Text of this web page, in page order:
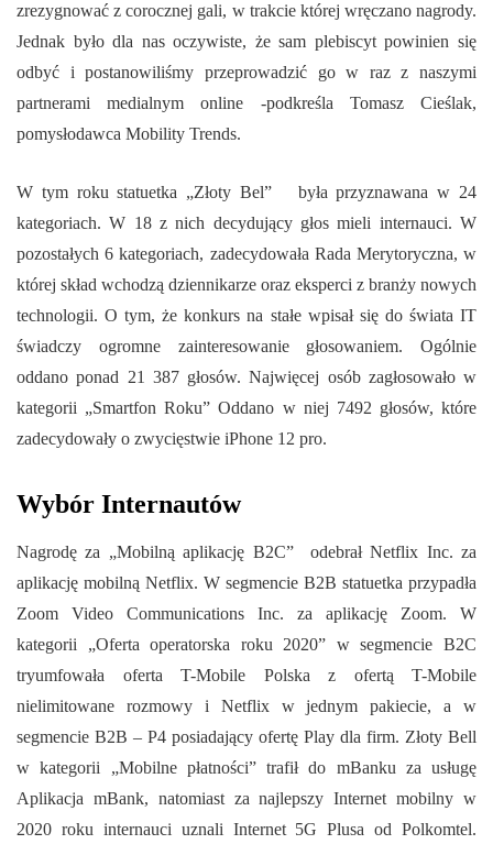
zrezygnować z corocznej gali, w trakcie której wręczano nagrody.
Jednak było dla nas oczywiste, że sam plebiscyt powinien się
odbyć i postanowiliśmy przeprowadzić go w raz z naszymi
partnerami medialnym online -podkreśla Tomasz Cieślak,
pomysłodawca Mobility Trends.
W tym roku statuetka „Złoty Bel” była przyznawana w 24
kategoriach. W 18 z nich decydujący głos mieli internauci. W
pozostałych 6 kategoriach, zadecydowała Rada Merytoryczna, w
której skład wchodzą dziennikarze oraz eksperci z branży nowych
technologii. O tym, że konkurs na stałe wpisał się do świata IT
świadczy ogromne zainteresowanie głosowaniem. Ogólnie
oddano ponad 21 387 głosów. Najwięcej osób zagłosowało w
kategorii „Smartfon Roku” Oddano w niej 7492 głosów, które
zadecydowały o zwycięstwie iPhone 12 pro.
Wybór Internautów
Nagrodę za „Mobilną aplikację B2C” odebrał Netflix Inc. za
aplikację mobilną Netflix. W segmencie B2B statuetka przypadła
Zoom Video Communications Inc. za aplikację Zoom. W
kategorii „Oferta operatorska roku 2020” w segmencie B2C
tryumfowała oferta T-Mobile Polska z ofertą T-Mobile
nielimitowane rozmowy i Netflix w jednym pakiecie, a w
segmencie B2B – P4 posiadający ofertę Play dla firm. Złoty Bell
w kategorii „Mobilne płatności” trafił do mBanku za usługę
Aplikacja mBank, natomiast za najlepszy Internet mobilny w
2020 roku internauci uznali Internet 5G Plusa od Polkomtel.